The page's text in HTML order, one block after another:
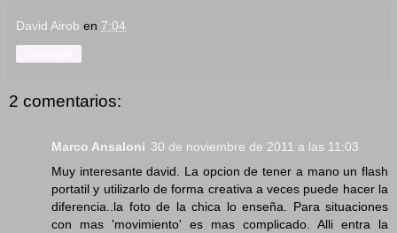
David Airob en 7:04
2 comentarios:
Marco Ansaloni 30 de noviembre de 2011 a las 11:03
Muy interesante david. La opcion de tener a mano un flash
portatil y utilizarlo de forma creativa a veces puede hacer la
diferencia..la foto de la chica lo enseña. Para situaciones
con mas 'movimiento' es mas complicado. Alli entra la